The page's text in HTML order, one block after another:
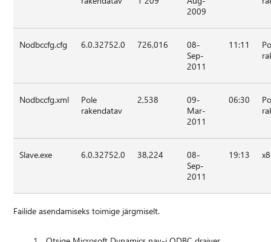
2009
Nodbccfg.cfg 6.0.32752.0 726,016
08-
Sep-
2011
11:11
Nodbccfg.xml
Pole
rakendatav
2,538
09-
Mar-
2011
06:30
Slave.exe 6.0.32752.0 38,224
08-
Sep-
2011
19:13
Failide asendamiseks toimige järgmiselt.